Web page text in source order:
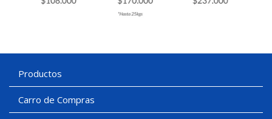
Productos
Carro de Compras